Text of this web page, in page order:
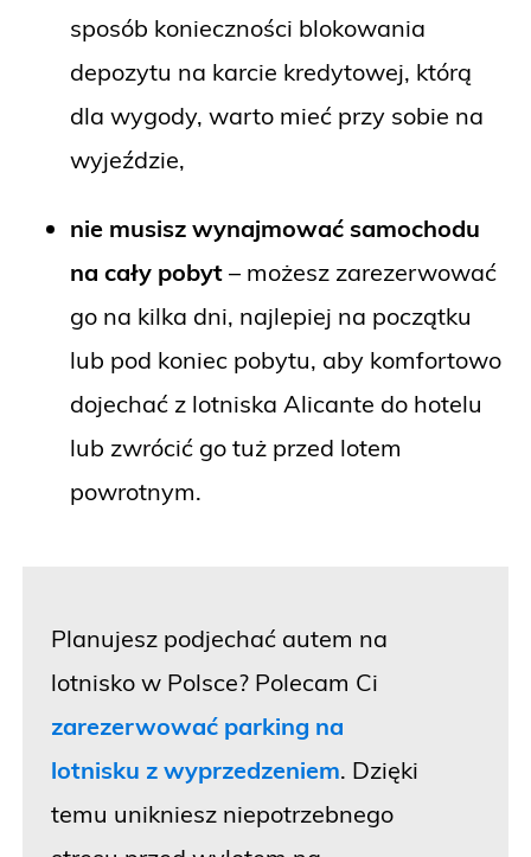
sposób konieczności blokowania
depozytu na karcie kredytowej, którą
dla wygody, warto mieć przy sobie na
wyjeździe,
nie musisz wynajmować samochodu
na cały pobyt – możesz zarezerwować
go na kilka dni, najlepiej na początku
lub pod koniec pobytu, aby komfortowo
dojechać z lotniska Alicante do hotelu
lub zwrócić go tuż przed lotem
powrotnym.
Planujesz podjechać autem na
lotnisko w Polsce? Polecam Ci
zarezerwować parking na
lotnisku z wyprzedzeniem. Dzięki
temu unikniesz niepotrzebnego